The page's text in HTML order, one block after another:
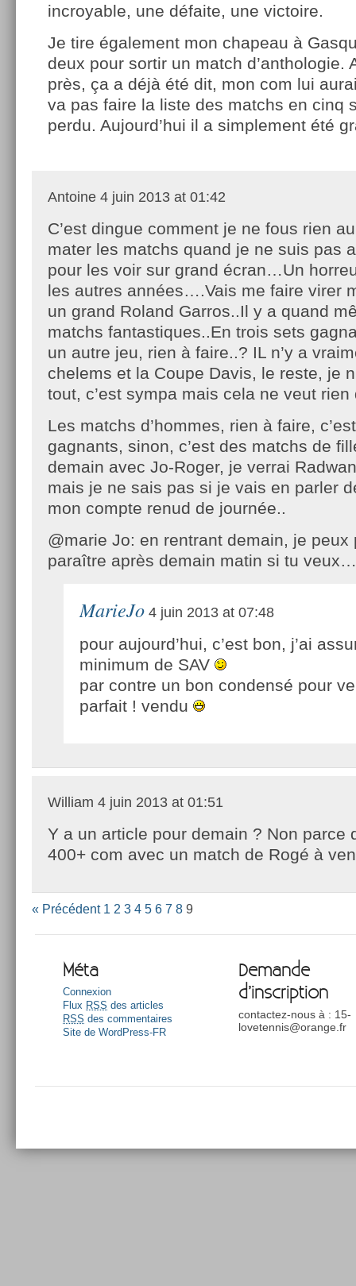
incroyable, une défaite, une victoire.
Je tire également mon chapeau à
deux pour sortir un match d’anthologie.
près, ça a déjà été dit, mon com lui
va pas faire la liste des matchs en cinq
perdu. Aujourd’hui il a simplement été
Antoine 4 juin 2013 at 01:42
C’est dingue comment je ne fous rien
mater les matchs quand je ne suis pas
pour les voir sur grand écran…Un
les autres années….Vais me faire virer
un grand Roland Garros..Il y a quand
matchs fantastiques..En trois sets
un autre jeu, rien à faire..? IL n’y a
chelems et la Coupe Davis, le reste, je
tout, c’est sympa mais cela ne veut
Les matchs d’hommes, rien à faire,
gagnants, sinon, c’est des matchs de
demain avec Jo-Roger, je verrai
mais je ne sais pas si je vais en parler
mon compte renud de journée..
@marie Jo: en rentrant demain, je peux
paraître après demain matin si tu veux…
MarieJo 4 juin 2013 at 07:48
pour aujourd’hui, c’est bon, j’ai
minimum de SAV
par contre un bon condensé pour
parfait ! vendu
William 4 juin 2013 at 01:51
Y a un article pour demain ? Non parce
400+ com avec un match de Rogé à
« Précédent 1 2 3 4 5 6 7 8 9
Méta
Connexion
Flux RSS des articles
RSS des commentaires
Site de WordPress-FR
Demande
d’inscription
contactez-nous à : 15-
lovetennis@orange.fr